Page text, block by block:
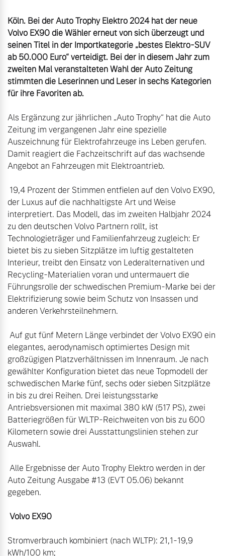
Köln. Bei der Auto Trophy Elektro 2024 hat der neue
Volvo EX90 die Wähler erneut von sich überzeugt und
seinen Titel in der Importkategorie „bestes Elektro-SUV
ab 50.000 Euro“ verteidigt. Bei der in diesem Jahr zum
zweiten Mal veranstalteten Wahl der Auto Zeitung
stimmten die Leserinnen und Leser in sechs Kategorien
für ihre Favoriten ab.
Als Ergänzung zur jährlichen „Auto Trophy“ hat die Auto
Zeitung im vergangenen Jahr eine spezielle
Auszeichnung für Elektrofahrzeuge ins Leben gerufen.
Damit reagiert die Fachzeitschrift auf das wachsende
Angebot an Fahrzeugen mit Elektroantrieb.
der Luxus auf die nachhaltigste Art und Weise
interpretiert. Das Modell, das im zweiten Halbjahr 2024
zu den deutschen Volvo Partnern rollt, ist
Technologieträger und Familienfahrzeug zugleich: Er
bietet bis zu sieben Sitzplätze im luftig gestalteten
Interieur, treibt den Einsatz von Lederalternativen und
Recycling-Materialien voran und untermauert die
Führungsrolle der schwedischen Premium-Marke bei der
Elektrifizierung sowie beim Schutz von Insassen und
anderen Verkehrsteilnehmern.
elegantes, aerodynamisch optimiertes Design mit
großzügigen Platzverhältnissen im Innenraum. Je nach
gewählter Konfiguration bietet das neue Topmodell der
schwedischen Marke fünf, sechs oder sieben Sitzplätze
in bis zu drei Reihen. Drei leistungsstarke
Antriebsversionen mit maximal 380 kW (517 PS), zwei
Batteriegrößen für WLTP-Reichweiten von bis zu 600
Kilometern sowie drei Ausstattungslinien stehen zur
Auswahl.
Auto Zeitung Ausgabe #13 (EVT 05.06) bekannt
gegeben.
Volvo EX90
Stromverbrauch kombiniert (nach WLTP): 21,1-19,9
kWh/100 km;